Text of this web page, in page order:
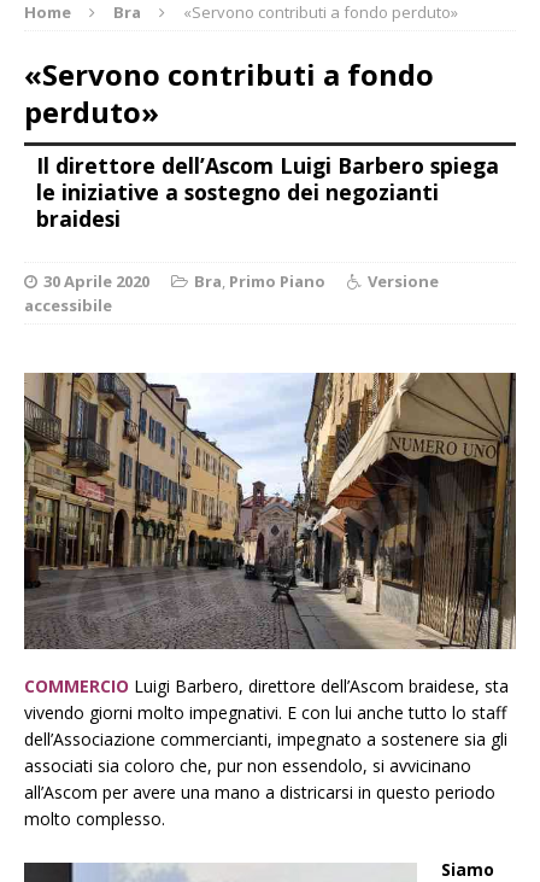
Home Bra «Servono contributi a fondo perduto»
«Servono contributi a fondo
perduto»
Il direttore dell’Ascom Luigi Barbero spiega
le iniziative a sostegno dei negozianti
braidesi
30 Aprile 2020 Bra, Primo Piano
Versione
accessibile
COMMERCIO Luigi Barbero, direttore dell’Ascom braidese, sta
vivendo giorni molto impegnativi. E con lui anche tutto lo staff
dell’Associazione commercianti, impegnato a sostenere sia gli
associati sia coloro che, pur non essendolo, si avvicinano
all’Ascom per avere una mano a districarsi in questo periodo
molto complesso.
Siamo